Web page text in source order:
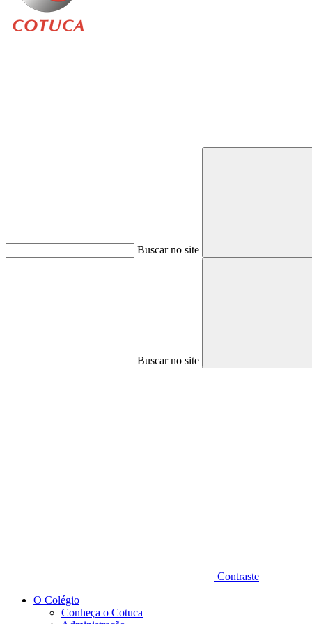
Buscar no site
Buscar no site
Contraste
O Colégio
Conheça o Cotuca